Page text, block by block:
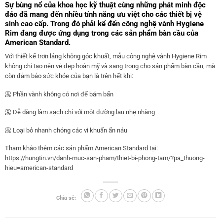
Sự bùng nổ của khoa học kỹ thuật cùng những phát minh độc
đáo đã mang đến nhiều tính năng ưu việt cho các thiết bị vệ
sinh cao cấp. Trong đó phải kể đến công nghệ vành Hygiene
Rim đang được ứng dụng trong các sản phẩm bàn cầu của
American Standard.
Với thiết kế trơn láng không góc khuất, mẫu công nghệ vành Hygiene Rim
không chỉ tạo nên vẻ đẹp hoàn mỹ và sang trọng cho sản phẩm bàn cầu, mà
còn đảm bảo sức khỏe của bạn là trên hết khi:
📀 Phần vành không có nơi để bám bẩn
📀 Dễ dàng làm sạch chỉ với một đường lau nhẹ nhàng
📀 Loại bỏ nhanh chóng các vi khuẩn ẩn náu
Tham khảo thêm các sản phẩm American Standard tại:
https://hungtin.vn/danh-muc-san-pham/thiet-bi-phong-tam/?pa_thuong-
hieu=american-standard
Chia sẻ: